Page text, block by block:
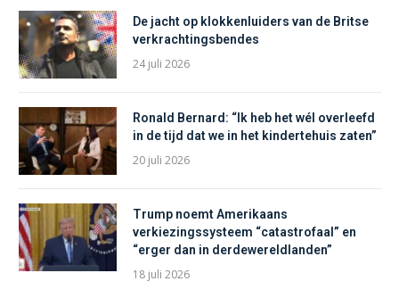
De jacht op klokkenluiders van de Britse
verkrachtingsbendes
24 juli 2026
Ronald Bernard: “Ik heb het wél overleefd
in de tijd dat we in het kindertehuis zaten”
20 juli 2026
Trump noemt Amerikaans
verkiezingssysteem “catastrofaal” en
“erger dan in derdewereldlanden”
18 juli 2026